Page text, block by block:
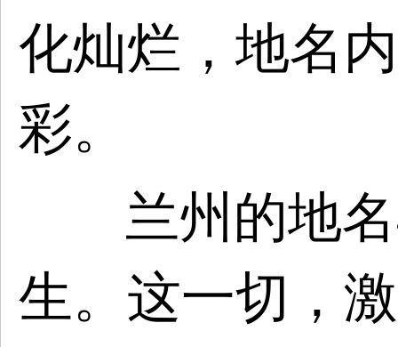
化灿烂，地名
彩。
兰州的地
生。这一切，